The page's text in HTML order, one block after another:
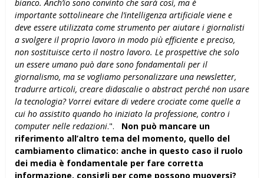
bianco. Anch’io sono convinto che sarà così, ma è
importante sottolineare che l’intelligenza artificiale viene e
deve essere utilizzata come strumento per aiutare i giornalisti
a svolgere il proprio lavoro in modo più efficiente e preciso,
non sostituisce certo il nostro lavoro. Le prospettive che solo
un essere umano può dare sono fondamentali per il
giornalismo, ma se vogliamo personalizzare una newsletter,
tradurre articoli, creare didascalie o abstract perché non usare
la tecnologia? Vorrei evitare di vedere crociate come quelle a
cui ho assistito quando ho iniziato la professione, contro i
computer nelle redazioni.". Non può mancare un
riferimento all’altro tema del momento, quello del
cambiamento climatico: anche in questo caso il ruolo
dei media è fondamentale per fare corretta
informazione, consigli per come possono muoversi?